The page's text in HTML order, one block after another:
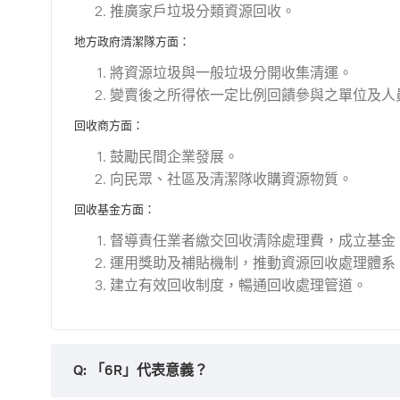
推廣家戶垃圾分類資源回收。
地方政府清潔隊方面：
將資源垃圾與一般垃圾分開收集清運。
變賣後之所得依一定比例回饋參與之單位及人
回收商方面：
鼓勵民間企業發展。
向民眾、社區及清潔隊收購資源物質。
回收基金方面：
督導責任業者繳交回收清除處理費，成立基金
運用獎助及補貼機制，推動資源回收處理體系
建立有效回收制度，暢通回收處理管道。
Q: 「6R」代表意義？